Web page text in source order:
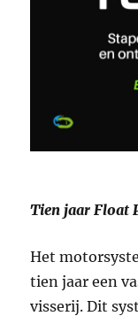
Tien jaar Float
Het
tien jaar een
visserij. Dit